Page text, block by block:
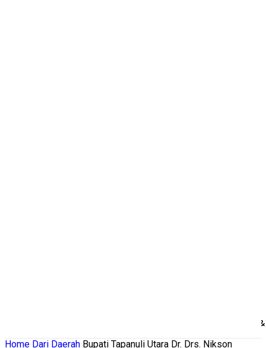
Politik
Home Dari Daerah Bupati Tapanuli Utara Dr. Drs. Nikson